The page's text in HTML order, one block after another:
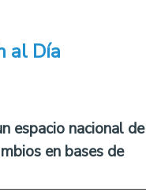
al Día
espacio nacional de
en bases de